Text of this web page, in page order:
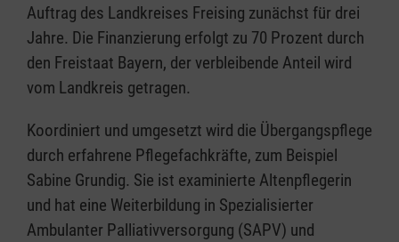
Auftrag des Landkreises Freising zunächst für drei
Jahre. Die Finanzierung erfolgt zu 70 Prozent durch
den Freistaat Bayern, der verbleibende Anteil wird
vom Landkreis getragen.
Koordiniert und umgesetzt wird die Übergangspflege
durch erfahrene Pflegefachkräfte, zum Beispiel
Sabine Grundig. Sie ist examinierte Altenpflegerin
und hat eine Weiterbildung in Spezialisierter
Ambulanter Palliativversorgung (SAPV) und